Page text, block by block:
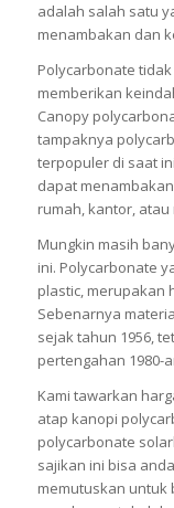
adalah salah satu
menambakan dan
Polycarbonate
memberikan
Canopy
tampaknya
terpopuler di saat
dapat
rumah, kantor, atau
Mungkin masih
ini. Polycarbonate
plastic, merupakan
Sebenarnya
sejak tahun 1956,
pertengahan 1980-
Kami tawarkan
atap kanopi
polycarbonate
sajikan ini bisa
memutuskan untuk